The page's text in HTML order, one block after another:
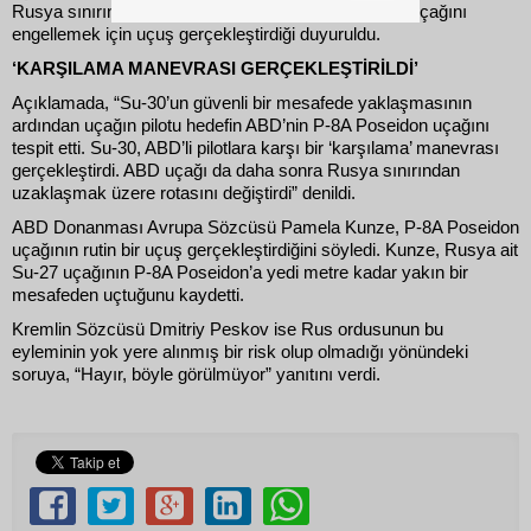
Rusya sınırına yaklaşan ABD’ye ait P-8A Poseidon uçağını
engellemek için uçuş gerçekleştirdiği duyuruldu.
‘KARŞILAMA MANEVRASI GERÇEKLEŞTİRİLDİ’
Açıklamada, “Su-30’un güvenli bir mesafede yaklaşmasının
ardından uçağın pilotu hedefin ABD’nin P-8A Poseidon uçağını
tespit etti. Su-30, ABD’li pilotlara karşı bir ‘karşılama’ manevrası
gerçekleştirdi. ABD uçağı da daha sonra Rusya sınırından
uzaklaşmak üzere rotasını değiştirdi” denildi.
ABD Donanması Avrupa Sözcüsü Pamela Kunze, P-8A Poseidon
uçağının rutin bir uçuş gerçekleştirdiğini söyledi. Kunze, Rusya ait
Su-27 uçağının P-8A Poseidon’a yedi metre kadar yakın bir
mesafeden uçtuğunu kaydetti.
Kremlin Sözcüsü Dmitriy Peskov ise Rus ordusunun bu
eyleminin yok yere alınmış bir risk olup olmadığı yönündeki
soruya, “Hayır, böyle görülmüyor” yanıtını verdi.